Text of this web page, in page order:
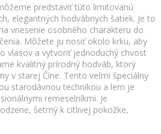
predstaviť túto limitovanú
elegantných hodvábnych šatiek. Je to
vnesenie osobného charakteru do
Môžete ju nosiť okolo krku, aby
vlasov a vytvoriť jednoduchý chvost
kvalitný prírodný hodváb, ktorý
v starej Číne. Tento veľmi špeciálny
starodávnou technikou a lem je
remeselníkmi. Je
šetrný k citlivej pokožke,